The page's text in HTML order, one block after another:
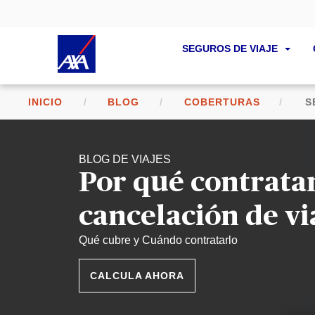
SEGUROS DE VIAJE
INICIO BLOG COBERTURAS
BLOG DE VIAJES
Por qué
cancelación de
Qué cubre y Cuándo contratarlo
CALCULA AHORA